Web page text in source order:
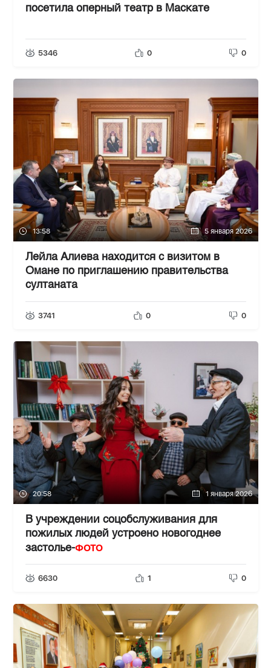
посетила оперный театр в Маскате
5346 0 0
13:58 5 января 2026
Лейла Алиева находится с визитом в
Омане по приглашению правительства
султаната
3741 0 0
20:58 1 января 2026
В учреждении соцобслуживания для
пожилых людей устроено новогоднее
застолье-ФОТО
6630 1 0